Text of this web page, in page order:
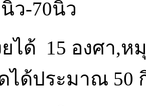
ว-70นิ้ว
ยได้ 15 องศา,ห
ได้ประมาณ 50